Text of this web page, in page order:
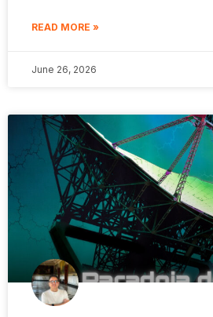
READ MORE »
June 26, 2026